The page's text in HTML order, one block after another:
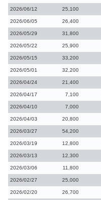
2026/06/12 25,100
2026/06/05 26,400
2026/05/29 31,800
2026/05/22 25,900
2026/05/15 33,200
2026/05/01 32,200
2026/04/24 21,400
2026/04/17 7,100
2026/04/10 7,000
2026/04/03 20,800
2026/03/27 54,200
2026/03/19 12,800
2026/03/13 12,300
2026/03/06 11,800
2026/02/27 25,000
2026/02/20 26,700